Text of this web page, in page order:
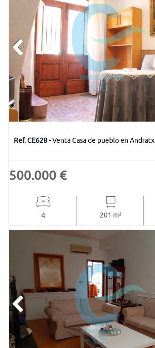
Ref. CE628 -Venta Casa de pueblo en Andratx
201 m²
4
500.000 €